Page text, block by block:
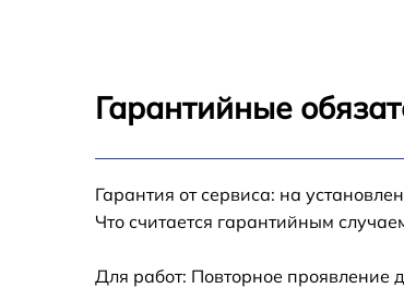
Ремонт цепи питания MacBook
2020
Гарантийные
Гарантия от сервиса: на
Что считается гарантийным
Для работ: Повторное проявление